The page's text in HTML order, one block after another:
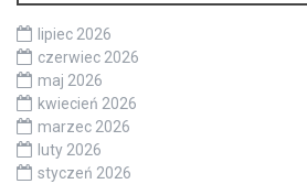
lipiec 2026
czerwiec 2026
maj 2026
kwiecień 2026
marzec 2026
luty 2026
styczeń 2026